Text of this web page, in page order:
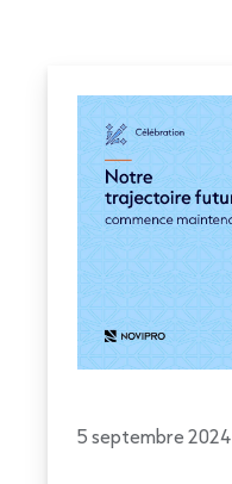
5 septembre 2024